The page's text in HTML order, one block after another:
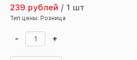
239 рублей / 1 шт
Тип цены: Розница
- +